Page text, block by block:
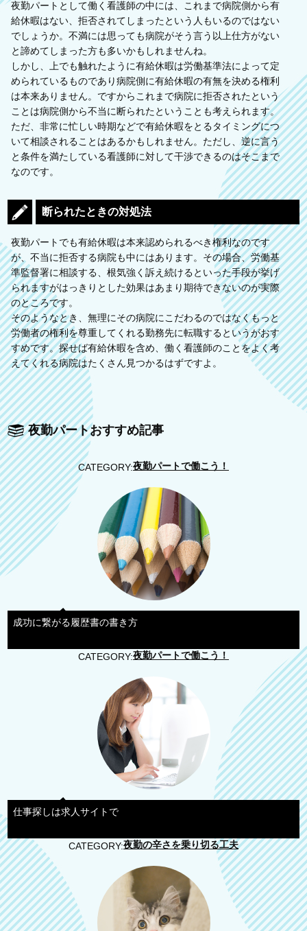
夜勤パートとして働く看護師の中には、これまで病院側から有
給休暇はない、拒否されてしまったという人もいるのではない
でしょうか。不満には思っても病院がそう言う以上仕方がない
と諦めてしまった方も多いかもしれませんね。
しかし、上でも触れたように有給休暇は労働基準法によって定
められているものであり病院側に有給休暇の有無を決める権利
は本来ありません。ですからこれまで病院に拒否されたという
ことは病院側から不当に断られたということも考えられます。
ただ、非常に忙しい時期などで有給休暇をとるタイミングにつ
いて相談されることはあるかもしれません。ただし、逆に言う
と条件を満たしている看護師に対して干渉できるのはそこまで
なのです。
断られたときの対処法
夜勤パートでも有給休暇は本来認められるべき権利なのです
が、不当に拒否する病院も中にはあります。その場合、労働基
準監督署に相談する、根気強く訴え続けるといった手段が挙げ
られますがはっきりとした効果はあまり期待できないのが実際
のところです。
そのようなとき、無理にその病院にこだわるのではなくもっと
労働者の権利を尊重してくれる勤務先に転職するというがおす
すめです。探せば有給休暇を含め、働く看護師のことをよく考
えてくれる病院はたくさん見つかるはずですよ。
夜勤パートおすすめ記事
CATEGORY:夜勤パートで働こう！
成功に繋がる履歴書の書き方
CATEGORY:夜勤パートで働こう！
仕事探しは求人サイトで
CATEGORY:夜勤の辛さを乗り切る工夫